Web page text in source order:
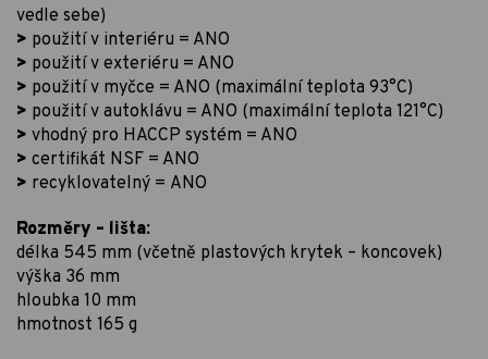
vedle sebe)
> použití v interiéru = ANO
> použití v exteriéru = ANO
> použití v myčce = ANO (maximální teplota 93°C)
> použití v autoklávu = ANO (maximální teplota 121°C)
> vhodný pro HACCP systém = ANO
> certifikát NSF = ANO
> recyklovatelný = ANO
Rozměry – lišta:
délka 545 mm (včetně plastových krytek – koncovek)
výška 36 mm
hloubka 10 mm
hmotnost 165 g